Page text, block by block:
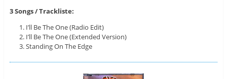
3 Songs / Trackliste:
I’ll Be The One (Radio Edit)
I’ll Be The One (Extended Version)
Standing On The Edge